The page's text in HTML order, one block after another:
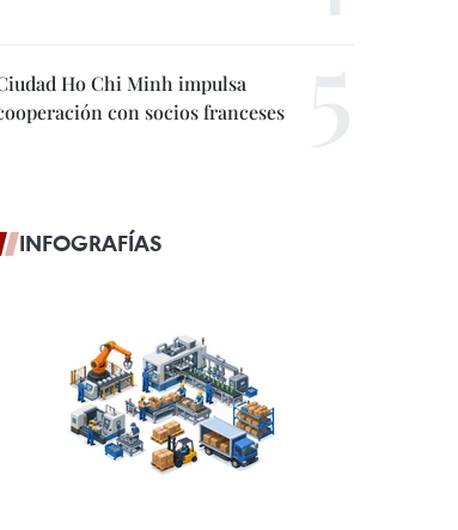
Ho Chi Minh impulsa
con socios franceses
INFOGRAFÍAS